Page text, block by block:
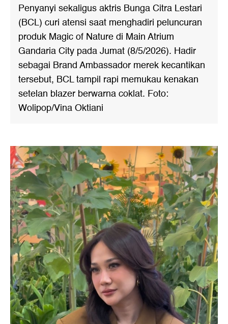
Penyanyi sekaligus aktris Bunga Citra Lestari
(BCL) curi atensi saat menghadiri peluncuran
produk Magic of Nature di Main Atrium
Gandaria City pada Jumat (8/5/2026). Hadir
sebagai Brand Ambassador merek kecantikan
tersebut, BCL tampil rapi memukau kenakan
setelan blazer berwarna coklat. Foto:
Wolipop/Vina Oktiani